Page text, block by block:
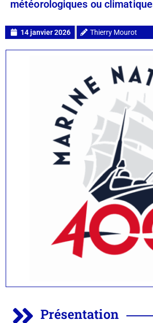
météorologiques ou
14 janvier 2026 Thierry Mourot
Présentation